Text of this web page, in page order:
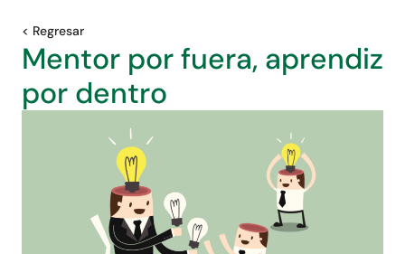
< Regresar
Mentor por fuera, aprendiz
por dentro